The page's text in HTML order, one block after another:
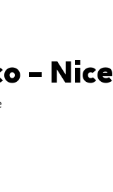
– Nice